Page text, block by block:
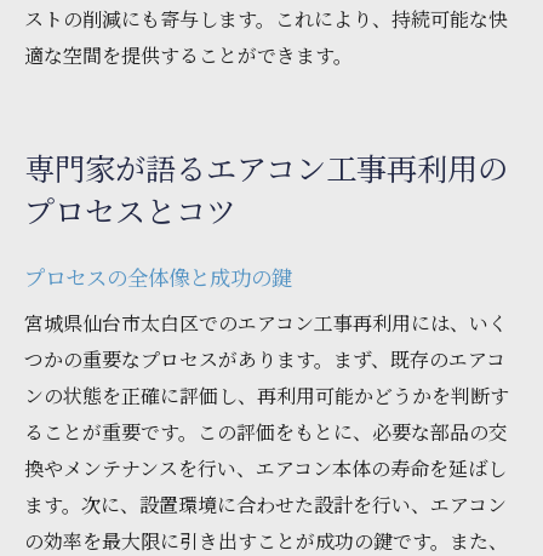
ストの削減にも寄与します。これにより、持続可能な快
適な空間を提供することができます。
専門家が語るエアコン工事再利用の
プロセスとコツ
プロセスの全体像と成功の鍵
宮城県仙台市太白区でのエアコン工事再利用には、いく
つかの重要なプロセスがあります。まず、既存のエアコ
ンの状態を正確に評価し、再利用可能かどうかを判断す
ることが重要です。この評価をもとに、必要な部品の交
換やメンテナンスを行い、エアコン本体の寿命を延ばし
ます。次に、設置環境に合わせた設計を行い、エアコン
の効率を最大限に引き出すことが成功の鍵です。また、